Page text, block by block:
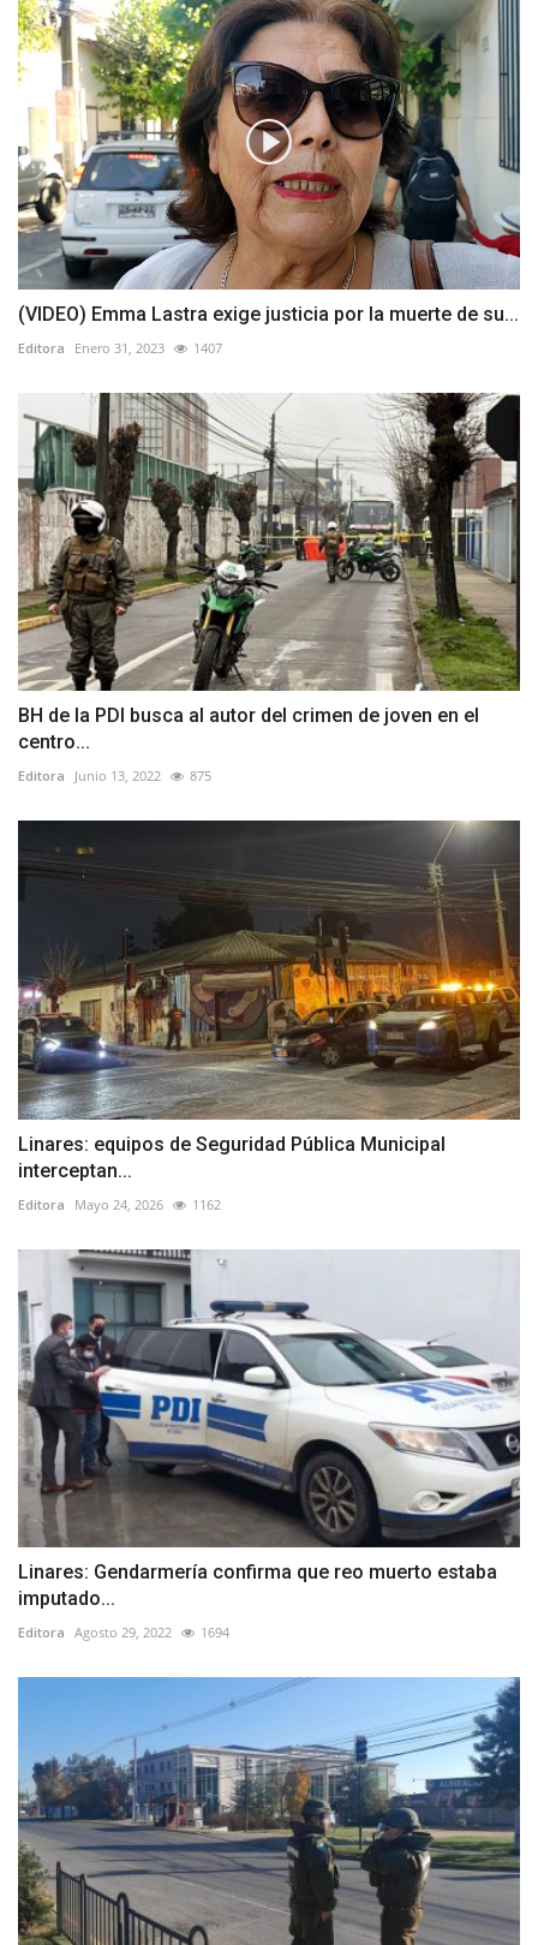
(VIDEO) Emma Lastra exige justicia por la muerte de su...
Editora Enero 31, 2023 1407
BH de la PDI busca al autor del crimen de joven en el
centro...
Editora Junio 13, 2022 875
Linares: equipos de Seguridad Pública Municipal
interceptan...
Editora Mayo 24, 2026 1162
Linares: Gendarmería confirma que reo muerto estaba
imputado...
Editora Agosto 29, 2022 1694